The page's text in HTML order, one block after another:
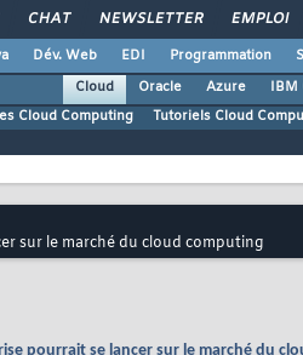
CHAT NEWSLETTER EMPLOI
Dév. Web EDI Programmation
Cloud
Oracle Azure
IBM
Cloud Computing Tutoriels Cloud
sur le marché du cloud computing
pourrait se lancer sur le marché du